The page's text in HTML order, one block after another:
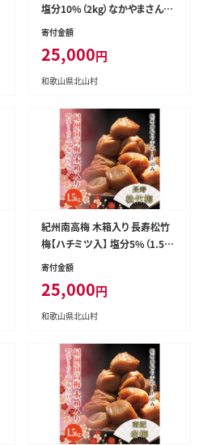
塩分10%（2kg）なかやまさんち
の梅干 うめ ウメ【nky010-120
寄付金額
25,000円
和歌山県北山村
紀州南高梅 木箱入り 長寿松竹
梅【ハチミツ入】 塩分5%（1.5k
g）なかやまさんちの梅干 うめ ウ
寄付金額
25,000円
和歌山県北山村